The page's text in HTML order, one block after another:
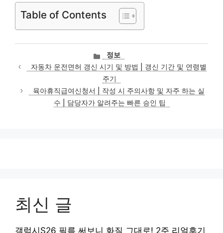
Table of Contents
카
테
고
리
정보
자동차 운전면허 갱신 시기 및 방법 | 갱신 기간 및 연령별
주기
육아휴직급여신청서 | 작성 시 주의사항 및 자주 하는 실
수 | 담당자가 알려주는 빠른 승인 팁
최신 글
갤럭시S26 필름 써보니 화질 그대로! 2주 리얼후기